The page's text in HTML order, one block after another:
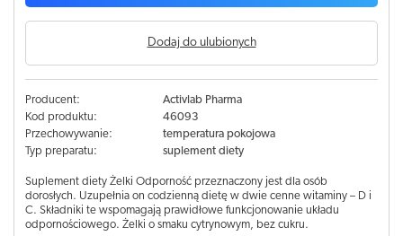
Dodaj do ulubionych
Producent:
Activlab Pharma
Kod produktu:
46093
Przechowywanie:
temperatura pokojowa
Typ preparatu:
suplement diety
Suplement diety Żelki Odporność przeznaczony jest dla osób
dorosłych. Uzupełnia on codzienną dietę w dwie cenne witaminy – D i
C. Składniki te wspomagają prawidłowe funkcjonowanie układu
odpornościowego. Żelki o smaku cytrynowym, bez cukru.